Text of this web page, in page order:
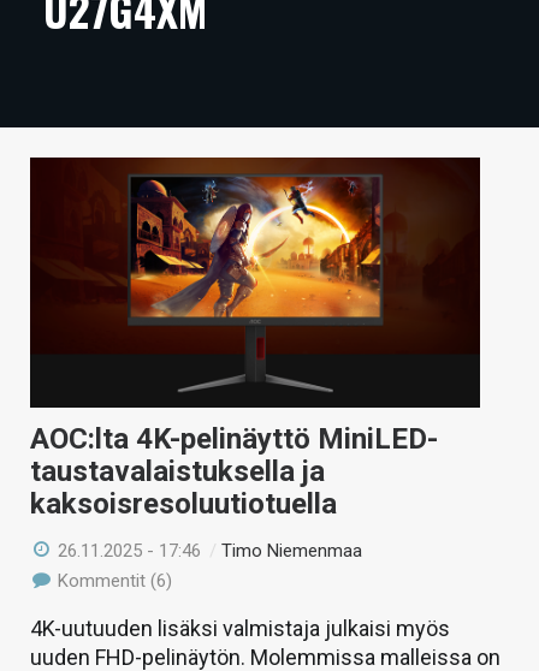
ARTIKKELIT
TECHBBS
VAIHDA TEEMA
HAKU
AOC:lta 4K-pelinäyttö MiniLED-
taustavalaistuksella ja
kaksoisresoluutiotuella
26.11.2025 - 17:46 /Timo Niemenmaa
Kommentit (6)
4K-uutuuden lisäksi valmistaja julkaisi myös
uuden FHD-pelinäytön. Molemmissa malleissa on